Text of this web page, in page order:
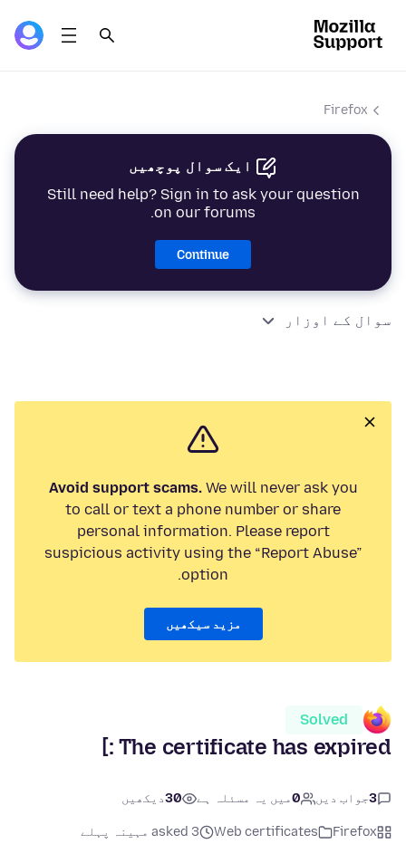
Firefox
ایک سوال پوچھیں
Still need help? Sign in to ask your question
on our forums.
Continue
سوال کے اوزار
Avoid support scams.We will never ask you
to call or text a phone number or share
personal information. Please report
suspicious activity using the “Report Abuse”
option.
مزید سیکھیں
Solved
The certificate has expired :]
3جواب دیں 0میں یہ مسئلہ ہے 30دیکھیں
Firefox
Web certificates
asked 3 مہینہ پہلے